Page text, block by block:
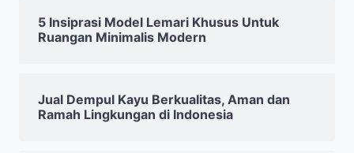
5 Insiprasi Model Lemari Khusus Untuk
Ruangan Minimalis Modern
Jual Dempul Kayu Berkualitas, Aman dan
Ramah Lingkungan di Indonesia